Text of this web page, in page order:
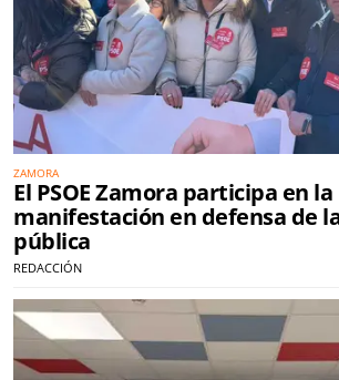
ZAMORA
El PSOE Zamora participa en la
manifestación en defensa de
pública
REDACCIÓN